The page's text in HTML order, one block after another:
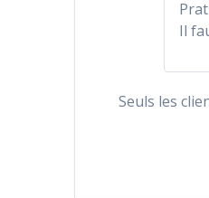
Il
Seuls les